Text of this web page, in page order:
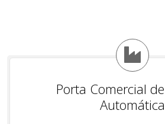
Porta Comercial
Automática